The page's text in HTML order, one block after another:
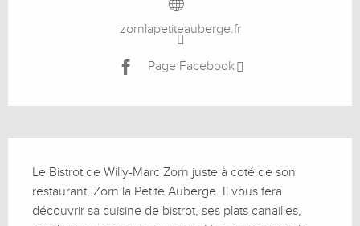
zornlapetiteauberge.fr
Page Facebook
Le Bistrot de Willy-Marc Zorn juste à coté de son
restaurant, Zorn la Petite Auberge. Il vous fera
découvrir sa cuisine de bistrot, ses plats canailles,